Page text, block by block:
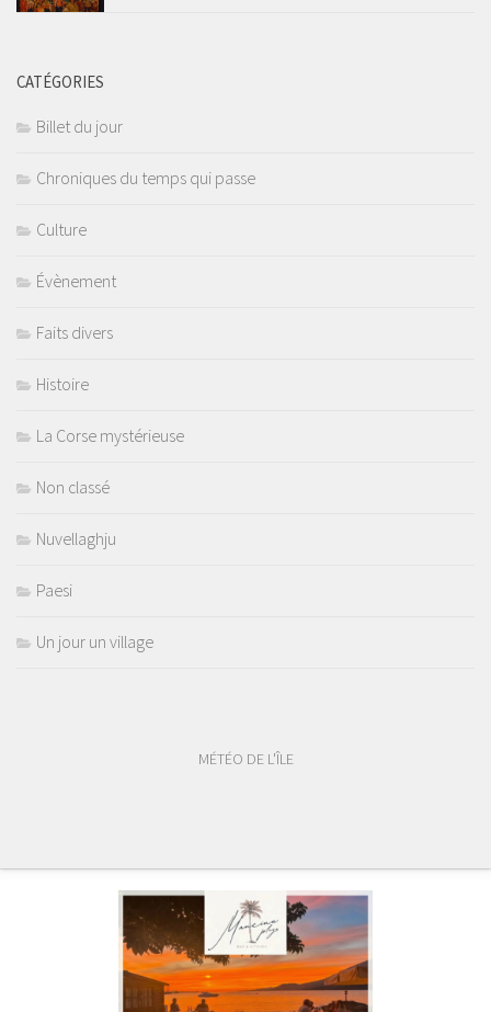
CATÉGORIES
Billet du jour
Chroniques du temps qui passe
Culture
Évènement
Faits divers
Histoire
La Corse mystérieuse
Non classé
Nuvellaghju
Paesi
Un jour un village
MÉTÉO DE L'ÎLE